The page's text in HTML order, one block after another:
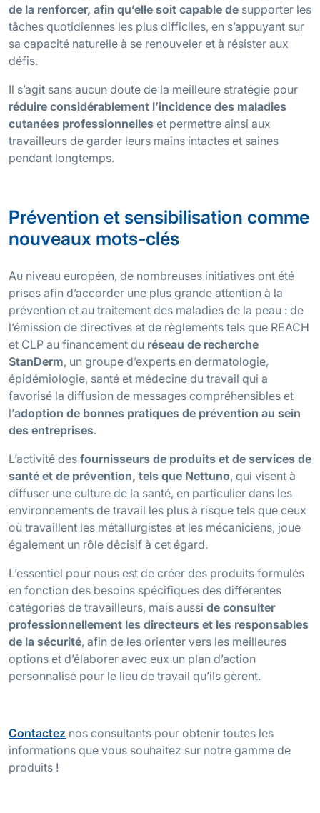
de la renforcer, afin qu’elle soit capable de supporter les
tâches quotidiennes les plus difficiles, en s’appuyant sur
sa capacité naturelle à se renouveler et à résister aux
défis.
Il s’agit sans aucun doute de la meilleure stratégie pour
réduire considérablement l’incidence des maladies
cutanées professionnelles et permettre ainsi aux
travailleurs de garder leurs mains intactes et saines
pendant longtemps.
Prévention et sensibilisation comme
nouveaux mots-clés
Au niveau européen, de nombreuses initiatives ont été
prises afin d’accorder une plus grande attention à la
prévention et au traitement des maladies de la peau : de
l’émission de directives et de règlements tels que REACH
et CLP au financement du réseau de recherche
StanDerm, un groupe d’experts en dermatologie,
épidémiologie, santé et médecine du travail qui a
favorisé la diffusion de messages compréhensibles et
l’adoption de bonnes pratiques de prévention au sein
des entreprises.
L’activité des fournisseurs de produits et de services de
santé et de prévention, tels que Nettuno, qui visent à
diffuser une culture de la santé, en particulier dans les
environnements de travail les plus à risque tels que ceux
où travaillent les métallurgistes et les mécaniciens, joue
également un rôle décisif à cet égard.
L’essentiel pour nous est de créer des produits formulés
en fonction des besoins spécifiques des différentes
catégories de travailleurs, mais aussi de consulter
professionnellement les directeurs et les responsables
de la sécurité, afin de les orienter vers les meilleures
options et d’élaborer avec eux un plan d’action
personnalisé pour le lieu de travail qu’ils gèrent.
Contactez nos consultants pour obtenir toutes les
informations que vous souhaitez sur notre gamme de
produits !